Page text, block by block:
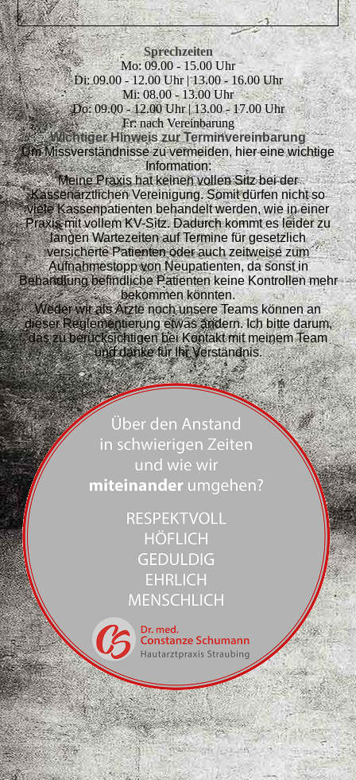
Sprechzeiten
Mo: 09.00 - 15.00 Uhr
Di: 09.00 - 12.00 Uhr | 13.00 - 16.00 Uhr
Mi: 08.00 - 13.00 Uhr
Do: 09.00 - 12.00 Uhr | 13.00 - 17.00 Uhr
Fr: nach Vereinbarung
Wichtiger Hinweis zur Terminvereinbarung
Um Missverständnisse zu vermeiden, hier eine wichtige
Information:
Meine Praxis hat keinen vollen Sitz bei der
Kassenärztlichen Vereinigung. Somit dürfen nicht so
viele Kassenpatienten behandelt werden, wie in einer
Praxis mit vollem KV-Sitz. Dadurch kommt es leider zu
langen Wartezeiten auf Termine für gesetzlich
versicherte Patienten oder auch zeitweise zum
Aufnahmestopp von Neupatienten, da sonst in
Behandlung befindliche Patienten keine Kontrollen mehr
bekommen könnten.
Weder wir als Ärzte noch unsere Teams können an
dieser Reglementierung etwas ändern. Ich bitte darum,
das zu berücksichtigen bei Kontakt mit meinem Team
und danke für Ihr Verständnis.